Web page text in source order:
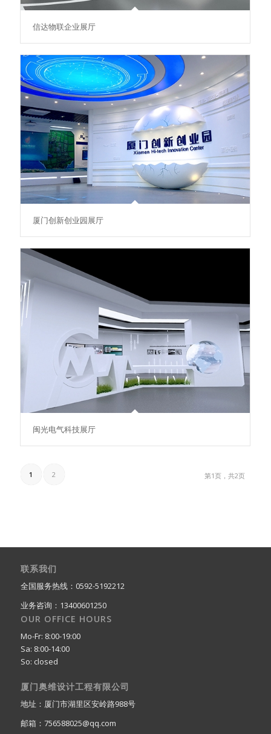
信达物联企业展厅
厦门创新创业园展厅
闽光电气科技展厅
第1页，共2页
1 2
联系我们
全国服务热线：0592-5192212
业务咨询：13400601250
OUR OFFICE HOURS
Mo-Fr: 8:00-19:00
Sa: 8:00-14:00
So: closed
厦门奥维设计工程有限公司
地址：厦门市湖里区安岭路988号
邮箱：756588025@qq.com